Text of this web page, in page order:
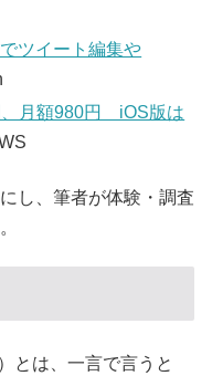
ツイート編集や
、月額980円 iOS版は
し、筆者が体験・調査
とは、一言で言うと